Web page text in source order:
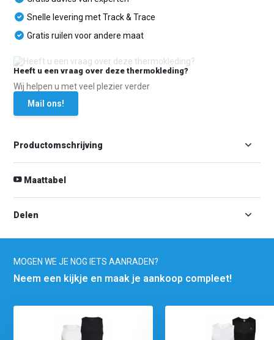
Snelle levering met Track & Trace
Gratis ruilen voor andere maat
Heeft u een vraag over deze thermokleding?
Wij helpen u met veel plezier verder
Mail ons!
Productomschrijving
Maattabel
Delen
MOGEN WE JE NOG IETS AANRADEN?
Neem een kijkje en maak je aankoop compleet!